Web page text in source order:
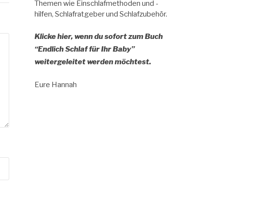
Themen wie Einschlafmethoden und -
hilfen, Schlafratgeber und Schlafzubehör.
Klicke hier, wenn du sofort zum Buch
“Endlich Schlaf für Ihr Baby”
weitergeleitet werden möchtest.
Eure Hannah